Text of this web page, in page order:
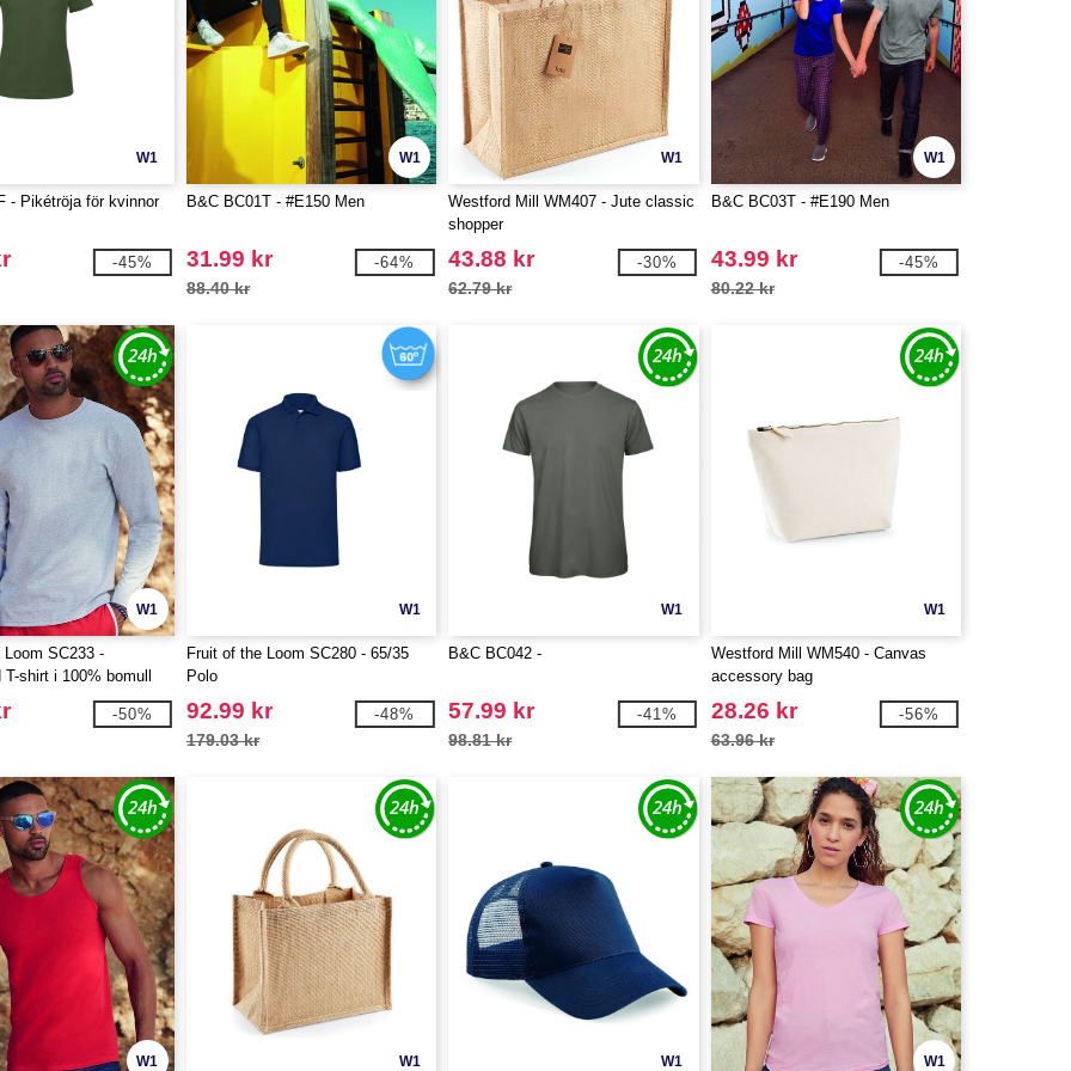
W1
- Pikétröja för kvinnor
-45%
W1
B&C BC01T - #E150 Men
31.99 kr
88.40 kr
-64%
W1
Westford Mill WM407 - Jute classic
shopper
43.88 kr
62.79 kr
-30%
W1
B&C BC03T - #E190 Men
43.99 kr
80.22 kr
-45%
W1
SC233 -
shirt i 100% bomull
-50%
W1
Fruit of the Loom SC280 - 65/35
Polo
92.99 kr
179.03 kr
-48%
W1
B&C BC042 -
57.99 kr
98.81 kr
-41%
W1
Westford Mill WM540 - Canvas
accessory bag
28.26 kr
63.96 kr
-56%
W1 W1 W1 W1